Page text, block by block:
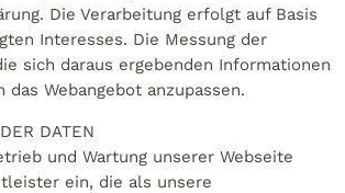
Die Verarbeitung erfolgt auf Basis
Interesses. Die Messung der
sich daraus ergebenden Informationen
das Webangebot anzupassen.
DATEN
und Wartung unserer Webseite
ein, die als unsere